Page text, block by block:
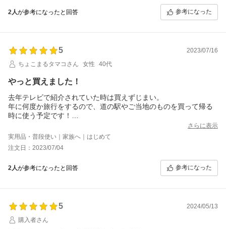
2人が参考になったと回答 参考になった
5
2023/07/16
ちょこまるタマコさん
女性 40代
やっと買えました！
去年テレビで紹介されていた時は買えずじまい。
年に何度か旅行をするので、道の駅やご当地のものを買って帰る
時に使う予定です！
55時間保冷持続なので災害時にも使えますし、これから活躍しそ
うです
さらに表示
実用品・普段使い｜家族へ｜はじめて
注文日：2023/07/04
2人が参考になったと回答 参考になった
5
2024/05/13
購入者さん